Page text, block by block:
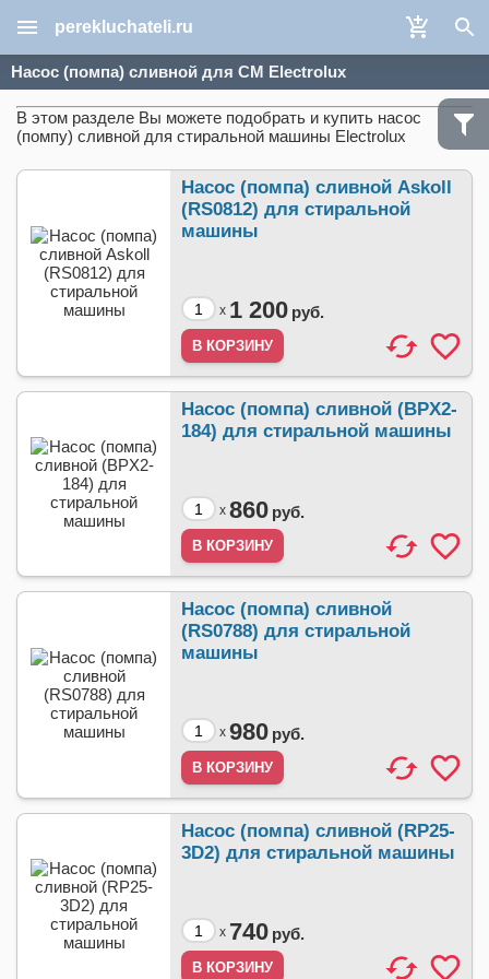
perekluchateli.ru
Насос (помпа) сливной для СМ Electrolux
В этом разделе Вы можете подобрать и купить насос
(помпу) сливной для стиральной машины Electrolux
Насос (помпа) сливной Askoll
(RS0812) для стиральной
машины
x 1 200 руб.
Насос (помпа) сливной (BPX2-
184) для стиральной машины
x 860 руб.
Насос (помпа) сливной
(RS0788) для стиральной
машины
x 980 руб.
Насос (помпа) сливной (RP25-
3D2) для стиральной машины
x 740 руб.